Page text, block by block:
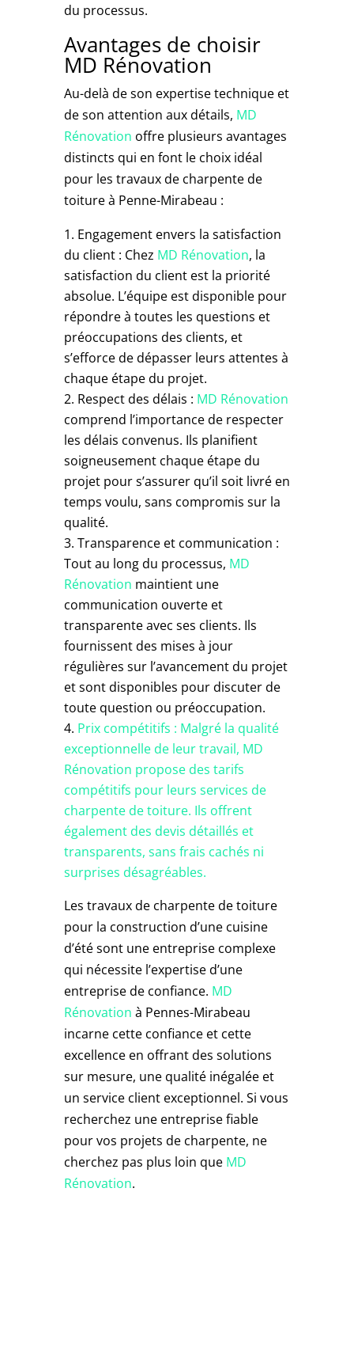
du processus.
Avantages de choisir
MD Rénovation
Au-delà de son expertise technique et
de son attention aux détails, MD
Rénovation offre plusieurs avantages
distincts qui en font le choix idéal
pour les travaux de charpente de
toiture à Penne-Mirabeau :
Engagement envers la satisfaction
du client : Chez MD Rénovation, la
satisfaction du client est la priorité
absolue. L’équipe est disponible pour
répondre à toutes les questions et
préoccupations des clients, et
s’efforce de dépasser leurs attentes à
chaque étape du projet.
Respect des délais : MD Rénovation
comprend l’importance de respecter
les délais convenus. Ils planifient
soigneusement chaque étape du
projet pour s’assurer qu’il soit livré en
temps voulu, sans compromis sur la
qualité.
Transparence et communication :
Tout au long du processus, MD
Rénovation maintient une
communication ouverte et
transparente avec ses clients. Ils
fournissent des mises à jour
régulières sur l’avancement du projet
et sont disponibles pour discuter de
toute question ou préoccupation.
Prix compétitifs : Malgré la qualité
exceptionnelle de leur travail, MD
Rénovation propose des tarifs
compétitifs pour leurs services de
charpente de toiture. Ils offrent
également des devis détaillés et
transparents, sans frais cachés ni
surprises désagréables.
Les travaux de charpente de toiture
pour la construction d’une cuisine
d’été sont une entreprise complexe
qui nécessite l’expertise d’une
entreprise de confiance. MD
Rénovation à Pennes-Mirabeau
incarne cette confiance et cette
excellence en offrant des solutions
sur mesure, une qualité inégalée et
un service client exceptionnel. Si vous
recherchez une entreprise fiable
pour vos projets de charpente, ne
cherchez pas plus loin que MD
Rénovation.